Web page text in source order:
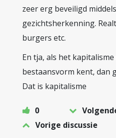
zeer erg beveiligd
gezichtsherkenning.
burgers etc.
En tja, als het
bestaansvorm kent, dan
Dat is kapitalisme
0
Vorige discussie